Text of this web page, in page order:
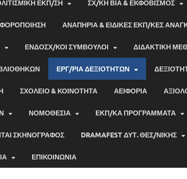
ΕΚΠ/ΣΗ ΣΧ/ΚΗ ΒΙΑ & ΕΚΦΟΒΙΣΜΟΣ
ΑΝΑΠΗΡΙΑ & ΕΙΔΙΚΕΣ ΕΚΠ/ΚΕΣ
ΕΝΔΟΣΧ/ΚΟΙ ΣΥΜΒΟΥΛΟΙ ΔΙΔΑΚΤΙΚΗ
ΕΡΓ/ΡΙΑ ΔΕΞΙΟΤΗΤΩΝ
ΣΧΟΛΕΙΟ & ΚΟΙΝΟΤΗΤΑ ΑΕΙΦΟΡΙΑ
ΝΟΜΟΘΕΣΙΑ ΕΚΠ/ΚΑ ΠΡΟΓΡΑΜΜΑΤΑ
ΣΚΗΝΟΓΡΆΦΟΣ DRAMAFEST ΔΥΤ. ΘΕΣ/ΝΊΚΗΣ
ΕΠΙΚΟΙΝΩΝΊΑ